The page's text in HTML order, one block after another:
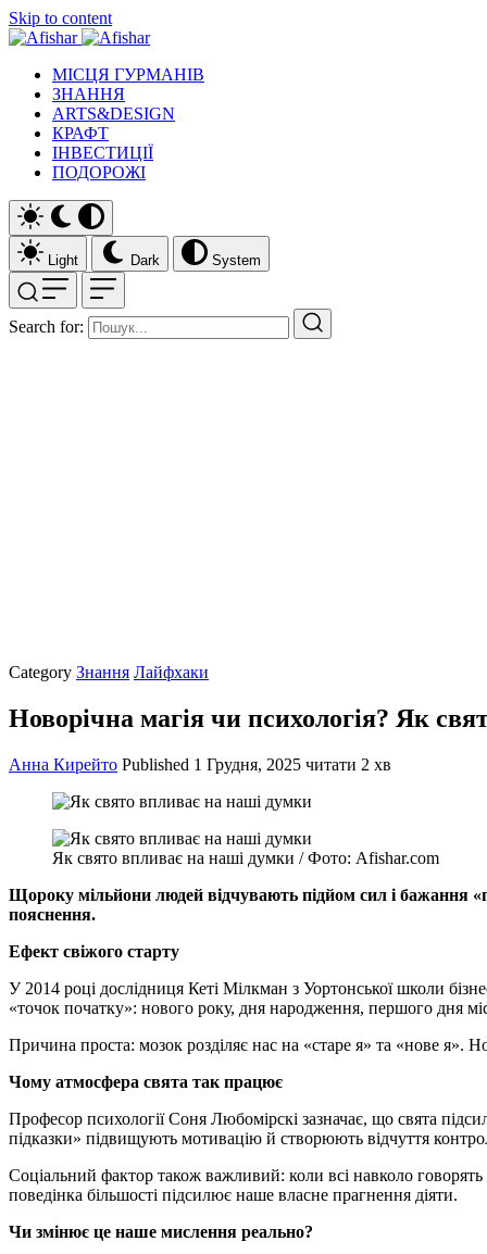
Skip to content
МІСЦЯ ГУРМАНІВ
ЗНАННЯ
ARTS&DESIGN
КРАФТ
ІНВЕСТИЦІЇ
ПОДОРОЖІ
Light Dark System
Search for:
Category Знання Лайфхаки
Новорічна магія чи психологія? Як
Анна Кирейто Published 1 Грудня, 2025 читати 2 хв
Як свято впливає на наші думки / Фото: Afishar.com
Щороку мільйони людей відчувають підйом сил і бажання
пояснення.
Ефект свіжого старту
У 2014 році дослідниця Кеті Мілкман з Уортонської школи
«точок початку»: нового року, дня народження, першого дня
Причина проста: мозок розділяє нас на «старе я» та «нове я».
Чому атмосфера свята так працює
Професор психології Соня Любомірскі зазначає, що свята
підказки» підвищують мотивацію й створюють відчуття
Соціальний фактор також важливий: коли всі навколо
поведінка більшості підсилює наше власне прагнення діяти.
Чи змінює це наше мислення реально?